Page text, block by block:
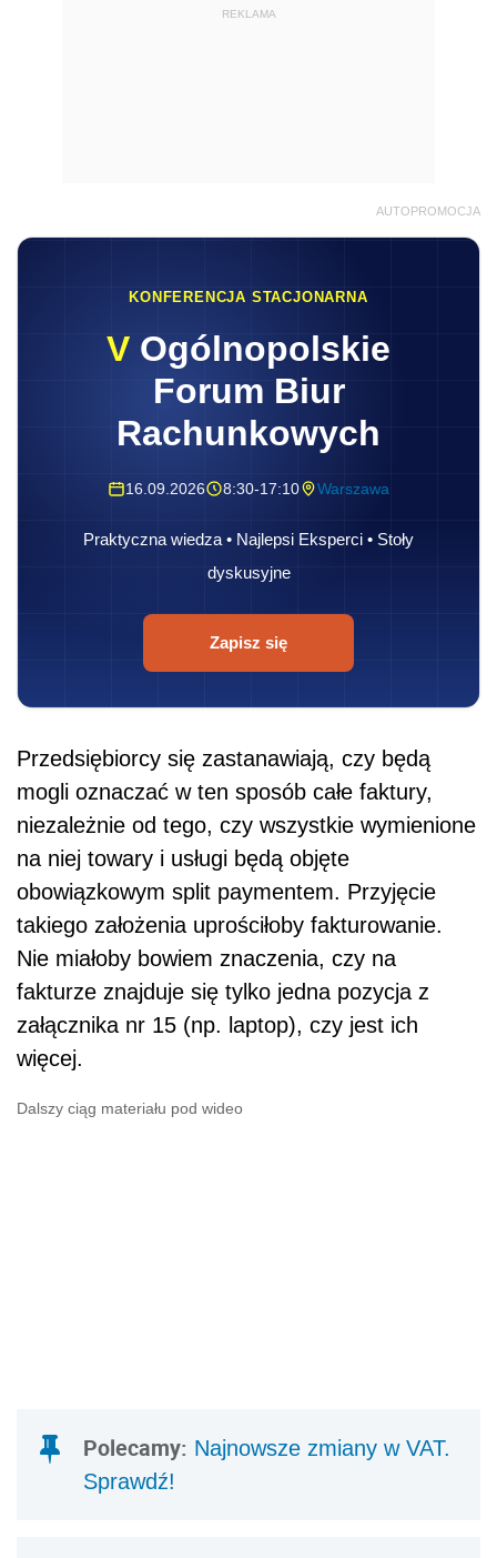
REKLAMA
AUTOPROMOCJA
KONFERENCJA STACJONARNA
V Ogólnopolskie
Forum Biur
Rachunkowych
16.09.2026 8:30-17:10 Warszawa
Praktyczna wiedza • Najlepsi Eksperci • Stoły
dyskusyjne
Zapisz się
Przedsiębiorcy się zastanawiają, czy będą
mogli oznaczać w ten sposób całe faktury,
niezależnie od tego, czy wszystkie wymienione
na niej towary i usługi będą objęte
obowiązkowym split paymentem. Przyjęcie
takiego założenia uprościłoby fakturowanie.
Nie miałoby bowiem znaczenia, czy na
fakturze znajduje się tylko jedna pozycja z
załącznika nr 15 (np. laptop), czy jest ich
więcej.
Dalszy ciąg materiału pod wideo
Polecamy: Najnowsze zmiany w VAT.
Sprawdź!